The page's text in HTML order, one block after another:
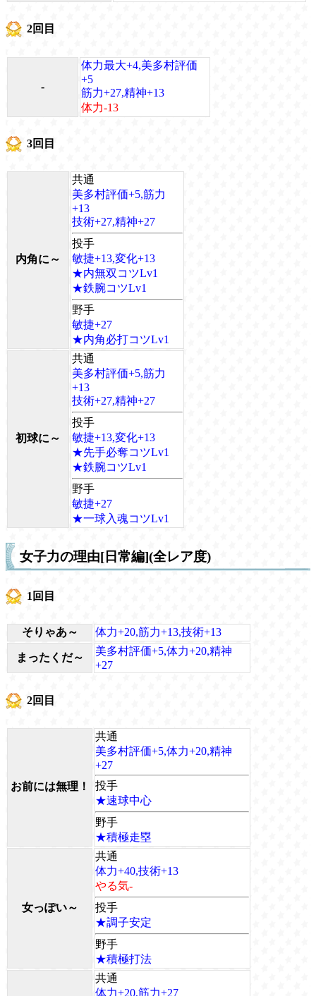
2回目
-
体力最大+4,美多村評価
+5
筋力+27,精神+13
体力-13
3回目
内角に～
共通
美多村評価+5,筋力
+13
技術+27,精神+27
投手
敏捷+13,変化+13
★内無双コツLv1
★鉄腕コツLv1
野手
敏捷+27
★内角必打コツLv1
初球に～
共通
美多村評価+5,筋力
+13
技術+27,精神+27
投手
敏捷+13,変化+13
★先手必奪コツLv1
★鉄腕コツLv1
野手
敏捷+27
★一球入魂コツLv1
女子力の理由[日常編](全レア度)
1回目
そりゃあ～ 体力+20,筋力+13,技術+13
まったくだ～
美多村評価+5,体力+20,精神
+27
2回目
お前には無理！
共通
美多村評価+5,体力+20,精神
+27
投手
★速球中心
野手
★積極走塁
女っぽい～
共通
体力+40,技術+13
やる気-
投手
★調子安定
野手
★積極打法
共通
体力+20,筋力+27